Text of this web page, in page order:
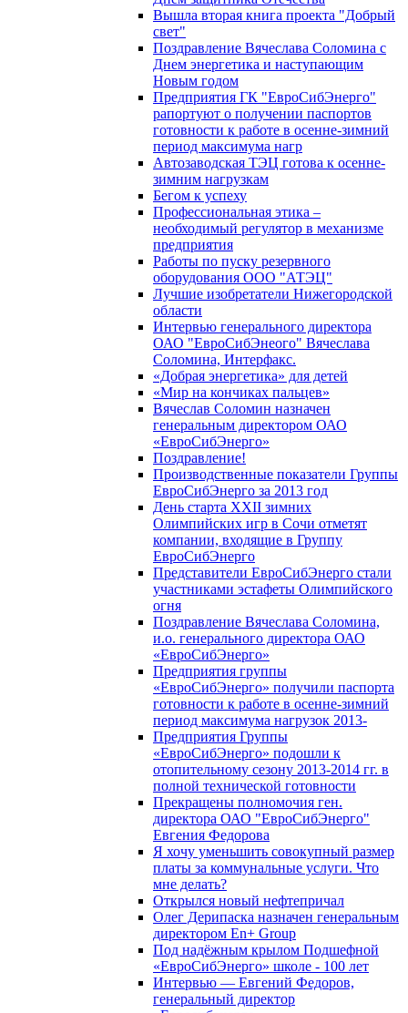
Вышла вторая книга проекта "Добрый
свет"
Поздравление Вячеслава Соломина с
Днем энергетика и наступающим
Новым годом
Предприятия ГК "ЕвроСибЭнерго"
рапортуют о получении паспортов
готовности к работе в осенне-зимний
период максимума нагр
Автозаводская ТЭЦ готова к осенне-
зимним нагрузкам
Бегом к успеху
Профессиональная этика –
необходимый регулятор в механизме
предприятия
Работы по пуску резервного
оборудования ООО "АТЭЦ"
Лучшие изобретатели Нижегородской
области
Интервью генерального директора
ОАО "ЕвроСибЭнеого" Вячеслава
Соломина, Интерфакс.
«Добрая энергетика» для детей
«Мир на кончиках пальцев»
Вячеслав Соломин назначен
генеральным директором ОАО
«ЕвроСибЭнерго»
Поздравление!
Производственные показатели Группы
ЕвроСибЭнерго за 2013 год
День старта XXII зимних
Олимпийских игр в Сочи отметят
компании, входящие в Группу
ЕвроСибЭнерго
Представители ЕвроСибЭнерго стали
участниками эстафеты Олимпийского
огня
Поздравление Вячеслава Соломина,
и.о. генерального директора ОАО
«ЕвроСибЭнерго»
Предприятия группы
«ЕвроСибЭнерго» получили паспорта
готовности к работе в осенне-зимний
период максимума нагрузок 2013-
Предприятия Группы
«ЕвроСибЭнерго» подошли к
отопительному сезону 2013-2014 гг. в
полной технической готовности
Прекращены полномочия ген.
директора ОАО "ЕвроСибЭнерго"
Евгения Федорова
Я хочу уменьшить совокупный размер
платы за коммунальные услуги. Что
мне делать?
Открылся новый нефтепричал
Олег Дерипаска назначен генеральным
директором En+ Group
Под надёжным крылом Подшефной
«ЕвроСибЭнерго» школе - 100 лет
Интервью — Евгений Федоров,
генеральный директор